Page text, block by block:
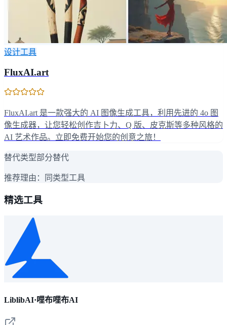
设计工具
FluxAI.art
FluxAI.art 是一款强大的 AI 图像生成工具，利用先进的 4o 图
像生成器，让您轻松创作吉卜力、Q 版、皮克斯等多种风格的
AI 艺术作品。立即免费开始您的创意之旅！
替代类型部分替代
推荐理由： 同类型工具
精选工具
LiblibAI·哩布哩布AI